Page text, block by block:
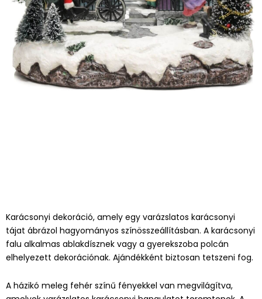
Karácsonyi dekoráció, amely egy varázslatos karácsonyi
tájat ábrázol hagyományos színösszeállításban. A karácsonyi
falu alkalmas ablakdísznek vagy a gyerekszoba polcán
elhelyezett dekorációnak. Ajándékként biztosan tetszeni fog.
A házikó meleg fehér színű fényekkel van megvilágítva,